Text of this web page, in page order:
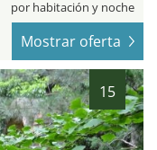
por habitación y noche
Mostrar oferta
15